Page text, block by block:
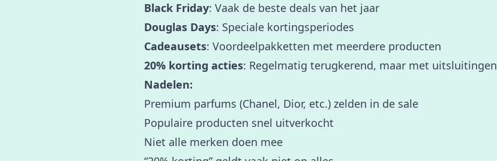
Black Friday: Vaak de beste deals van het jaar
Douglas Days: Speciale kortingsperiodes
Cadeausets: Voordeelpakketten met meerdere producten
20% korting acties: Regelmatig terugkerend, maar met uitsluitingen
Nadelen:
Premium parfums (Chanel, Dior, etc.) zelden in de sale
Populaire producten snel uitverkocht
Niet alle merken doen mee